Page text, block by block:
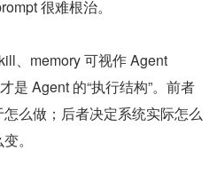
很难根治。
、memory 可视作 Agent
是 Agent 的“执行结构”。前者
么做；后者决定系统实际怎么
。